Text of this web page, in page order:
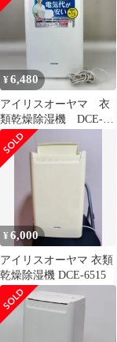
¥6,480
アイリスオーヤマ 衣
類乾燥除湿機 DCE-
6515 2020年製
¥6,000
アイリスオーヤマ 衣類
乾燥除湿機 DCE-6515